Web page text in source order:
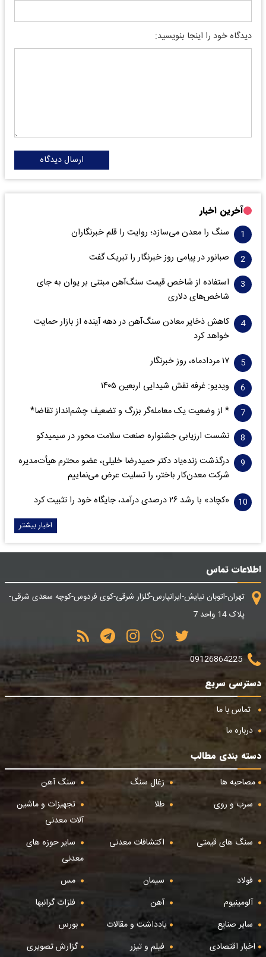
دیدگاه خود را اینجا بنویسید:
ارسال دیدگاه
آخرین اخبار
سنگ را معدن می‌سازد؛ روایت را قلم خبرنگاران
صبانور در پیامی روز خبرنگار را تبریک گفت
استفاده از شاخص قیمت سنگ‌آهن مبتنی بر یوان به جای
شاخص‌های دلاری
کاهش ذخایر معادن سنگ‌آهن در دهه آینده از بازار حمایت
خواهد کرد
۱۷ مردادماه، روز خبرنگار
ویدیو: غرفه نقش شیدایی اربعین ۱۴۰۵
* از وضعیت یک معامله‌گر بزرگ و تضعیف چشم‌انداز تقاضا*
نشست ارزیابی جشنواره صنعت سلامت‌ محور در سیمیدکو
درگذشت زنده‌یاد دکتر حمیدرضا خلیلی، عضو محترم هیأت‌مدیره
شرکت معدن‌کار باختر، را تسلیت عرض می‌نماییم
«کچاد» با رشد ۲۶ درصدی درآمد، جایگاه خود را تثبیت کرد
اخبار بیشتر
اطلاعات تماس
تهران-اتوبان نیایش-ایرانپارس-گلزار شرقی-کوی فردوس-کوچه سعدی شرقی-
پلاک 14 واحد 7
09126864225
دسترسی سریع
تماس با ما
درباره ما
دسته بندی مطالب
مصاحبه ها
زغال سنگ
سنگ آهن
سرب و روی
طلا
تجهیزات و ماشین
آلات معدنی
سنگ های قیمتی
اکتشافات معدنی
سایر حوزه های
معدنی
فولاد
سیمان
مس
آلومینیوم
آهن
فلزات گرانبها
سایر صنایع
یادداشت و مقالات
بورس
اخبار اقتصادی
فیلم و تیزر گزارش تصویری